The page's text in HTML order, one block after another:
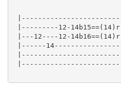
|---------12-
|---12----12-
|------